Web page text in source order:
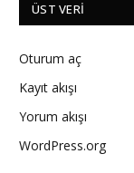
ÜST VERI
Oturum aç
Kayıt akışı
Yorum akışı
WordPress.org